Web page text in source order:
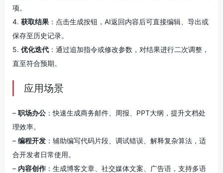
项。
4. 获取结果 ：点击生成按钮，AI返回内容后可直接编辑、导出或
保存至历史记录。
5. 优化迭代 ：通过追加指令或修改参数，对结果进行二次调整，
直至符合预期。
应用场景
– 职场办公 ：快速生成商务邮件、周报、PPT大纲，提升文档处
理效率。
– 编程开发 ：辅助编写代码片段、调试错误、解释复杂算法，适
合开发者日常使用。
– 内容创作 ：生成博客文章、社交媒体文案、广告语，支持多语